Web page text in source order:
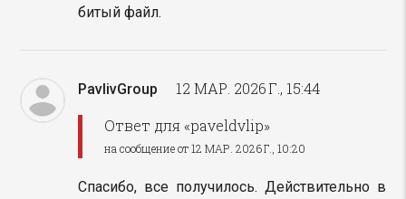
битый файл.
PavlivGroup
12 МАР. 2026 Г., 15:44
Ответ для «paveldvlip»
на сообщение от 12 МАР. 2026 Г., 10:20
Спасибо, все получилось. Действительно в